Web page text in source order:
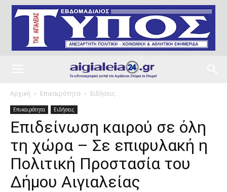
Αρχική Επικαιρότητα Ειδήσεις
Επικαιρότητα Ειδήσεις
Επιδείνωση καιρού σε όλη
τη χώρα – Σε επιφυλακή η
Πολιτική Προστασία του
Δήμου Αιγιαλείας